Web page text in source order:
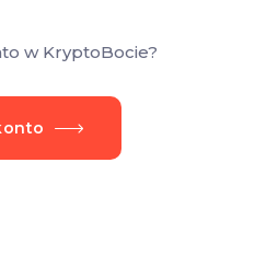
w KryptoBocie?